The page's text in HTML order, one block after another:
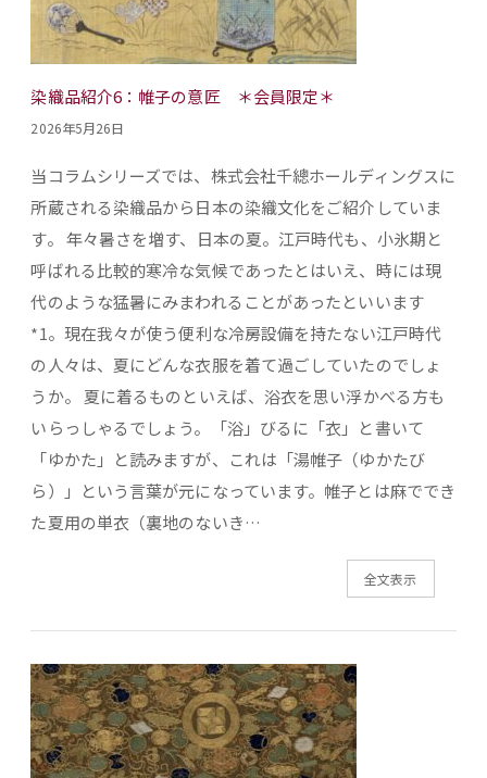
染織品紹介6：帷子の意匠 ＊会員限定＊
2026年5月26日
当コラムシリーズでは、株式会社千總ホールディングスに
所蔵される染織品から日本の染織文化をご紹介していま
す。 年々暑さを増す、日本の夏。江戸時代も、小氷期と
呼ばれる比較的寒冷な気候であったとはいえ、時には現
代のような猛暑にみまわれることがあったといいます
*1。現在我々が使う便利な冷房設備を持たない江戸時代
の人々は、夏にどんな衣服を着て過ごしていたのでしょ
うか。 夏に着るものといえば、浴衣を思い浮かべる方も
いらっしゃるでしょう。「浴」びるに「衣」と書いて
「ゆかた」と読みますが、これは「湯帷子（ゆかたび
ら）」という言葉が元になっています。帷子とは麻ででき
た夏用の単衣（裏地のないき…
全文表示